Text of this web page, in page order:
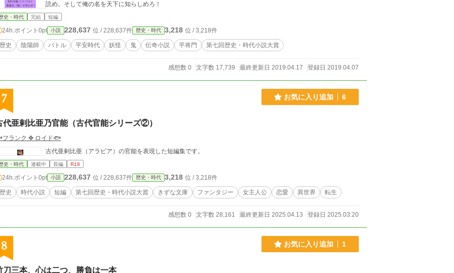
読め。そして俺の名を天下に知らしめろ！
史・時代 完結 短編
24h.ポイント 0pt 小説 228,637 位 / 228,637件 歴史・時代 3,218 位 / 3,218件
歴史 陰陽師 バトル 平安時代 妖怪 鬼 伝奇小説 平将門 第七回歴史・時代小説大賞
感想数 0 文字数 17,739 最終更新日 2019.04.17 登録日 2019.04.07
7 お気に入り追加 6
代亜剌比亜乃官能（古代官能シリーズ②）
フランク ✥ ロイド🐟
古代亜剌比亜（アラビア）の官能を表現した短編集です。
史・時代 連載中 長編 R18
24h.ポイント 0pt 小説 228,637 位 / 228,637件 歴史・時代 3,218 位 / 3,218件
歴史 時代小説 短編 第七回歴史・時代小説大賞 きずな文庫 ファンタジー 女主人公 恋愛 異世界 転生
感想数 0 文字数 28,161 最終更新日 2025.04.13 登録日 2025.03.20
8 お気に入り追加 1
刀三本、心は二つ、勝負は一本